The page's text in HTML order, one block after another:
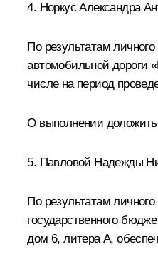
4. Норкус Александра
По результатам
автомобильной дороги
числе на период
О выполнении доложить
5. Павловой Надежды
По результатам
государственного
дом 6, литера А,